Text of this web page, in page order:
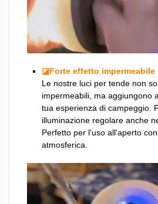
◪Forte effetto impermeabile
Le nostre luci per tende non
impermeabili, ma aggiungono
tua esperienza di campeggio.
illuminazione regolare anche
Perfetto per l'uso all'aperto
atmosferica.